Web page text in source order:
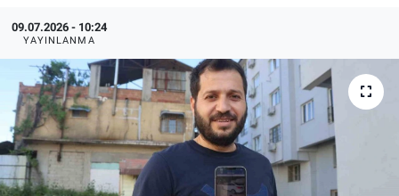
09.07.2026 - 10:24
YAYINLANMA